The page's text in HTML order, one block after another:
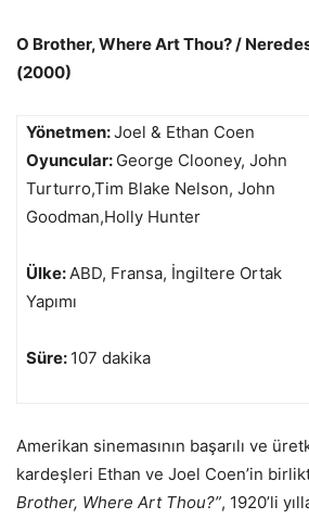
O Brother, Where Art Thou? /
(2000)
Yönetmen:Joel & Ethan Coen
Oyuncular: George Clooney, John
Turturro,Tim Blake Nelson, John
Goodman,Holly Hunter
Ülke:ABD, Fransa, İngiltere Ortak
Yapımı
Süre: 107 dakika
Amerikan sinemasının başarılı ve
kardeşleri Ethan ve Joel Coen’in
Brother, Where Art Thou?”, 1920’li